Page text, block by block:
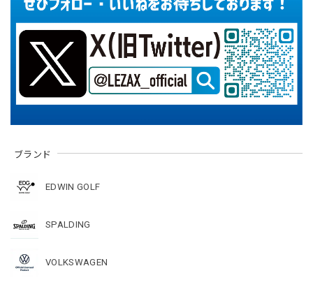
ブランド
EDWIN GOLF
SPALDING
VOLKSWAGEN